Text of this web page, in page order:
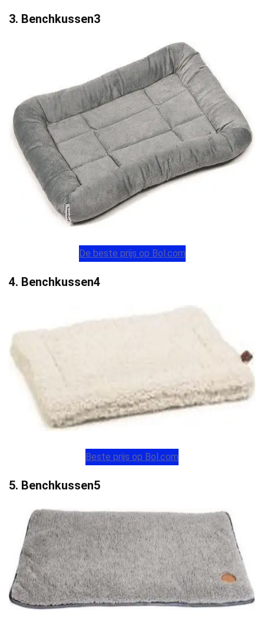
3. Benchkussen3
De beste prijs op Bol.com
4. Benchkussen4
Beste prijs op Bol.com
5. Benchkussen5